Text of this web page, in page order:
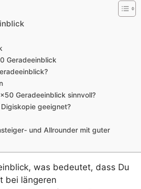
Geradeeinblick
Geradeeinblick sinnvoll?
geeignet?
und Allrounder mit guter
was bedeutet, dass Du
bei längeren